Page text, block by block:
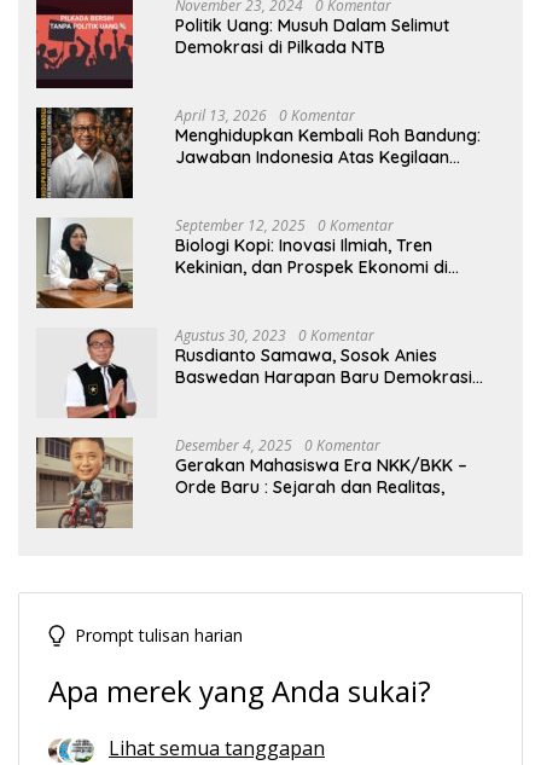
November 23, 2024 0 Komentar
Politik Uang: Musuh Dalam Selimut
Demokrasi di Pilkada NTB
April 13, 2026 0 Komentar
Menghidupkan Kembali Roh Bandung:
Jawaban Indonesia Atas Kegilaan
September 12, 2025 0 Komentar
Biologi Kopi: Inovasi Ilmiah, Tren
Kekinian, dan Prospek Ekonomi di
Agustus 30, 2023 0 Komentar
Rusdianto Samawa, Sosok Anies
Baswedan Harapan Baru Demokrasi
Desember 4, 2025 0 Komentar
Gerakan Mahasiswa Era NKK/BKK –
Orde Baru : Sejarah dan Realitas,
Prompt tulisan harian
Apa merek yang Anda sukai?
Lihat semua tanggapan